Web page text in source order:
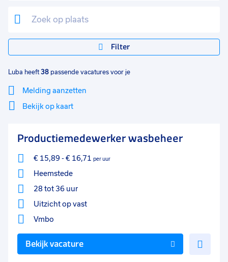
Filter
Luba heeft 38 passende vacatures voor je
Melding aanzetten
Bekijk op kaart
Filter
Sluiten
Productiemedewerker wasbeheer
€ 15,89 - € 16,71 per uur
Heemstede
28 tot 36 uur
Uitzicht op vast
Vmbo
Bekijk vacature